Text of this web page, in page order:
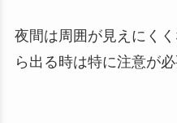
夜間は周囲が見えにく
ら出る時は特に注意が必